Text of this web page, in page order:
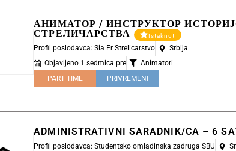
АНИМАТОР / ИНСТРУКТОР
СТРЕЛИЧАРСТВА
Istaknut
Profil poslodavca: Sia Er Strelicarstvo
Srbija
Objavljeno 1 sedmica pre
Animatori
PART TIME
PRIVREMENI
ADMINISTRATIVNI SARADNIK/CA – 6
Profil poslodavca: Studentsko omladinska zadruga SBU